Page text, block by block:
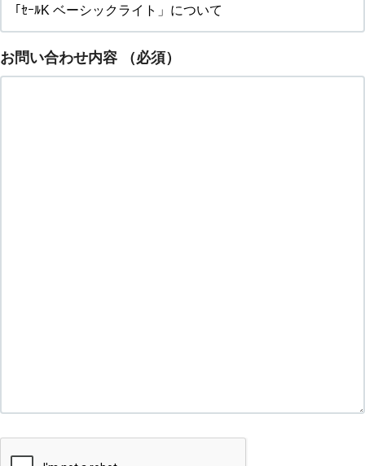
お問い合わせ内容 （必須）